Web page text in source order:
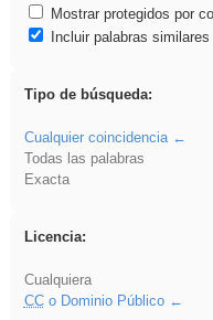
Mostrar protegidos por
Incluir palabras similares
Tipo de búsqueda:
Cualquier coincidencia
Todas las palabras
Exacta
Licencia:
Cualquiera
CCo Dominio Público